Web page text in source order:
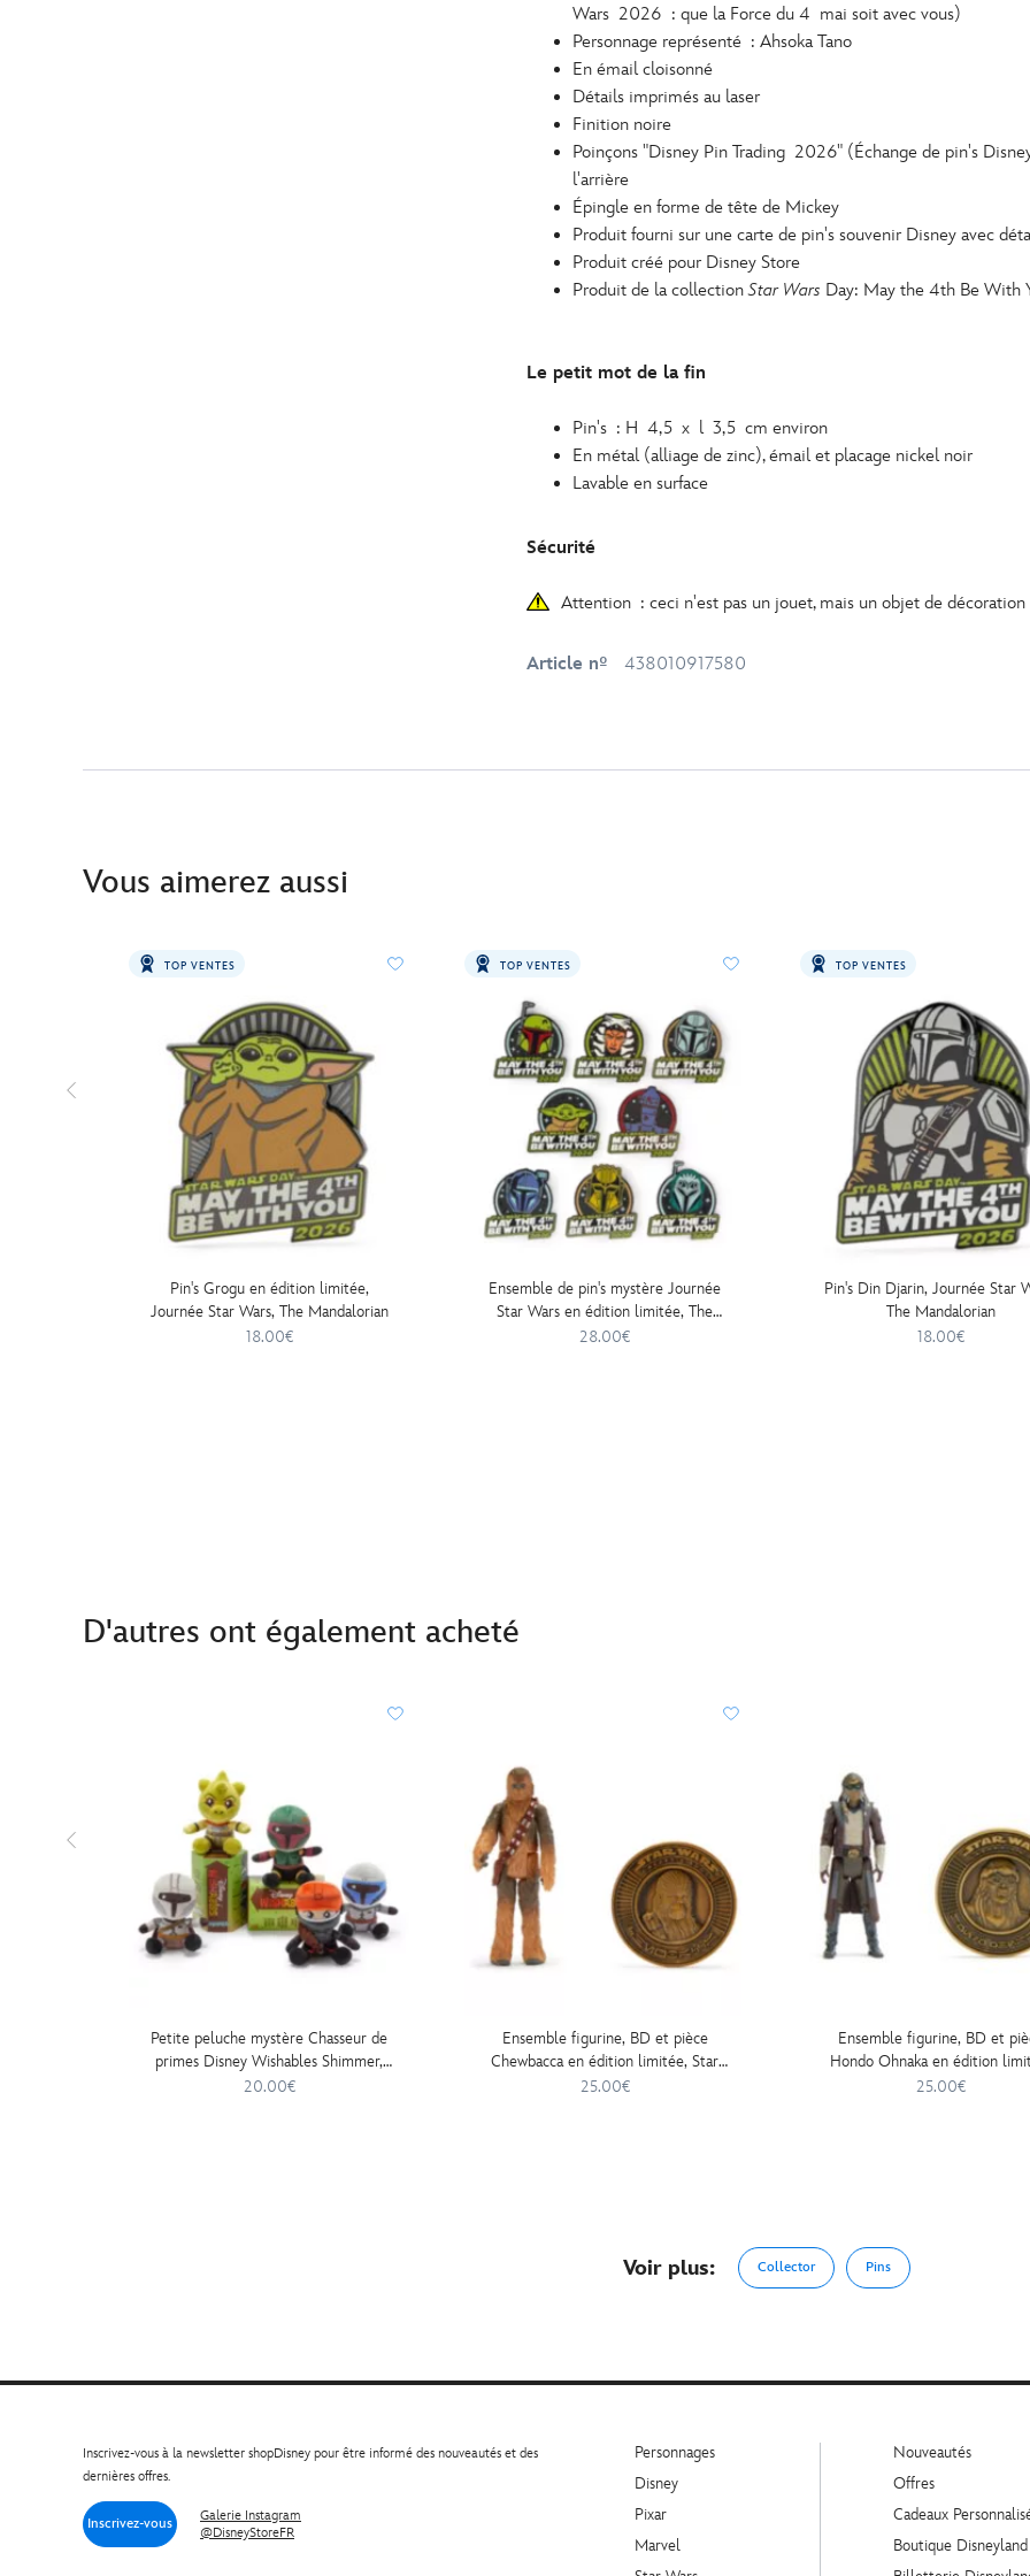
Wars 2026 : que la Force du 4 mai soit avec vous)
Personnage représenté : Ahsoka Tano
En émail cloisonné
Détails imprimés au laser
Finition noire
Poinçons "Disney Pin Trading 2026" (Échange de pin's
l'arrière
Épingle en forme de tête de Mickey
Produit fourni sur une carte de pin's souvenir Disney avec
Produit créé pour Disney Store
Produit de la collectionStar Wars Day: May the 4th Be
Le petit mot de la fin
Pin's : H 4,5 x l 3,5 cm environ
En métal (alliage de zinc), émail et placage nickel noir
Lavable en surface
Sécurité
Attention : ceci n'est pas un jouet, mais un objet de décoration
Article nº 438010917580
Vous aimerez aussi
TOP VENTES
Pin's Grogu en édition limitée,
Journée Star Wars, The Mandalorian
18.00€
TOP VENTES
Ensemble de pin's mystère Journée
Star Wars en édition limitée, The
Mandalorian
28.00€
TOP VENTES
Pin's Din Djarin, Journée Star
The Mandalorian
18.00€
D'autres ont également acheté
Petite peluche mystère Chasseur de
primes Disney Wishables Shimmer,
Journée Star Wars 2026, 14 cm
20.00€
Ensemble figurine, BD et pièce
Chewbacca en édition limitée, Star
Wars: Galaxy's Edge
25.00€
Ensemble figurine, BD et
Hondo Ohnaka en édition
Star Wars: Galaxy's Edge
25.00€
Voir plus: Collector Pins
Inscrivez-vous à la newsletter shopDisney pour être informé des nouveautés et des
dernières offres.
Inscrivez-vous
Galerie Instagram
@DisneyStoreFR
Personnages
Disney
Pixar
Marvel
Nouveautés
Offres
Cadeaux
Boutique Disneyland